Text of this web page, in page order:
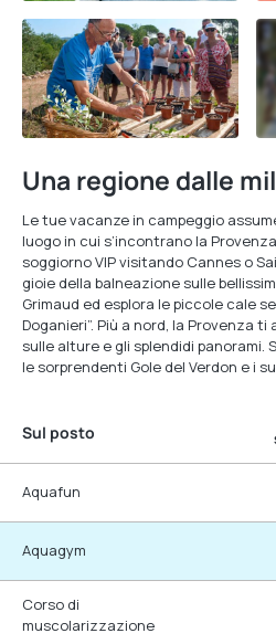
Una regione dalle
Le tue vacanze in campeggio
luogo in cui s’incontrano la
soggiorno VIP visitando Cannes o
gioie della balneazione sulle
Grimaud ed esplora le piccole cale
Doganieri”. Più a nord, la Provenza
sulle alture e gli splendidi panorami.
le sorprendenti Gole del Verdon e i
Sul posto
Aquafun
Aquagym
Corso di
muscolarizzazione